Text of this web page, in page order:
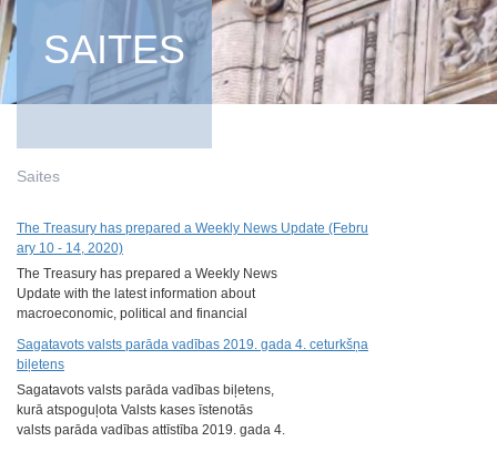
SAITES
Saites
The Treasury has prepared a Weekly News Update (Febru
ary 10 - 14, 2020)
The Treasury has prepared a Weekly News
Update with the latest information about
macroeconomic, political and financial
Sagatavots valsts parāda vadības 2019. gada 4. ceturkšņa
biļetens
Sagatavots valsts parāda vadības biļetens,
kurā atspoguļota Valsts kases īstenotās
valsts parāda vadības attīstība 2019. gada 4.